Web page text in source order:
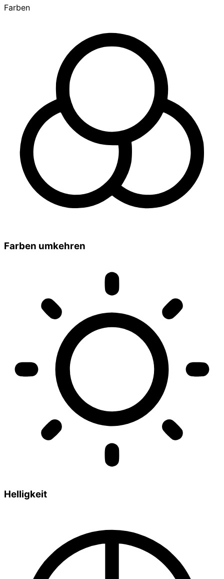
Farben
Farben umkehren
Helligkeit